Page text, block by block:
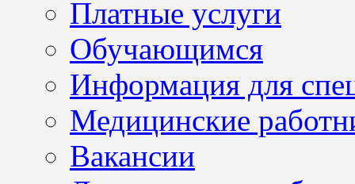
Платные услуги
Обучающимся
Информация для
Медицинские
Вакансии